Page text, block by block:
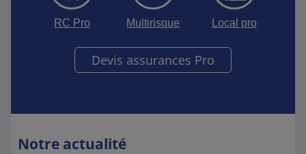
RC Pro Multirisque Local pro
Devis assurances Pro
Notre actualité